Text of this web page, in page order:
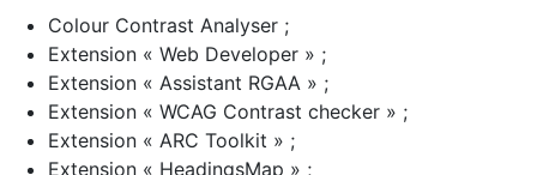
Colour Contrast Analyser ;
Extension « Web Developer » ;
Extension « Assistant RGAA » ;
Extension « WCAG Contrast checker » ;
Extension « ARC Toolkit » ;
Extension « HeadingsMap » ;